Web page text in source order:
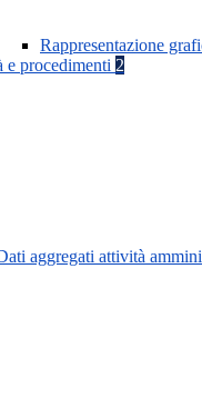
Rappresentazione
e procedimenti 2
aggregati attività